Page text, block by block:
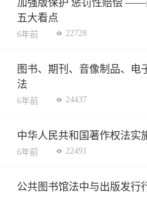
加强版保护 惩罚性赔偿 ——
五大看点
6年前 22728
图书、期刊、音像制品、电
法
6年前 24437
中华人民共和国著作权法实
6年前 22491
公共图书馆法中与出版发行